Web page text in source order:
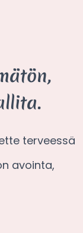
terveessä
avointa,